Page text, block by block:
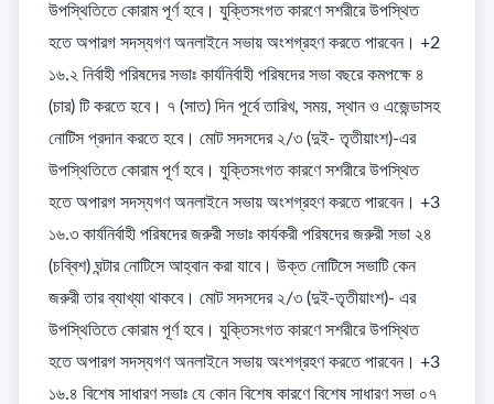
উপস্থিতিতে কোরাম পূর্ণ হবে। যুক্তিসংগত কারণে সশরীরে উপস্থিত
হতে অপারগ সদস্যগণ অনলাইনে সভায় অংশগ্রহণ করতে পারবেন। +2
১৬.২ নির্বাহী পরিষদের সভাঃ কার্যনির্বাহী পরিষদের সভা বছরে কমপক্ষে ৪
(চার) টি করতে হবে। ৭ (সাত) দিন পূর্বে তারিখ, সময়, স্থান ও এজেন্ডাসহ
নোটিস প্রদান করতে হবে। মোট সদসদের ২/৩ (দুই- তৃতীয়াংশ)-এর
উপস্থিতিতে কোরাম পূর্ণ হবে। যুক্তিসংগত কারণে সশরীরে উপস্থিত
হতে অপারগ সদস্যগণ অনলাইনে সভায় অংশগ্রহণ করতে পারবেন। +3
১৬.৩ কার্যনির্বাহী পরিষদের জরুরী সভাঃ কার্যকরী পরিষদের জরুরী সভা ২৪
(চব্বিশ) ঘন্টার নোটিসে আহ্বান করা যাবে। উক্ত নোটিসে সভাটি কেন
জরুরী তার ব্যাখ্যা থাকবে। মোট সদসদের ২/৩ (দুই-তৃতীয়াংশ)- এর
উপস্থিতিতে কোরাম পূর্ণ হবে। যুক্তিসংগত কারণে সশরীরে উপস্থিত
হতে অপারগ সদস্যগণ অনলাইনে সভায় অংশগ্রহণ করতে পারবেন। +3
১৬.৪ বিশেষ সাধারণ সভাঃ যে কোন বিশেষ কারণে বিশেষ সাধারণ সভা ০৭